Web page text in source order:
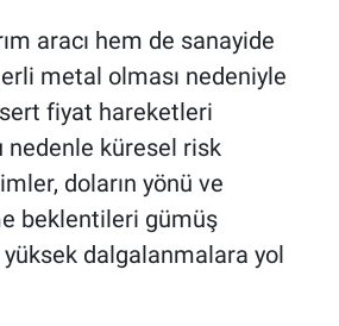
aracı hem de sanayide
metal olması nedeniyle
fiyat hareketleri
nedenle küresel risk
doların yönü ve
beklentileri gümüş
dalgalanmalara yol